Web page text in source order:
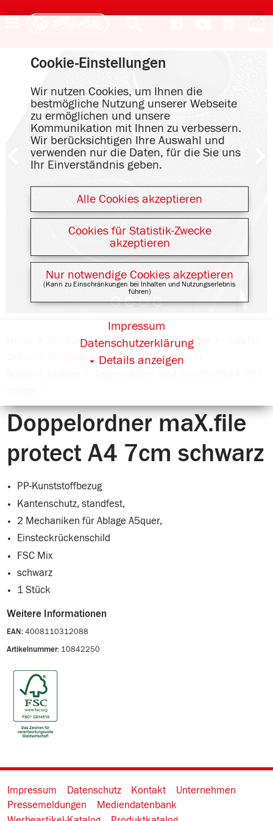
Produktkatalog Ordnen & Ablegen
Ordner
Ordner in
Doppelordner maX.file
protect A4 7cm schwarz
PP-Kunststoffbezug
Kantenschutz, standfest,
2 Mechaniken für Ablage A5quer,
Einsteckrückenschild
FSC Mix
schwarz
1 Stück
Weitere Informationen
EAN: 4008110312088
Artikelnummer: 10842250
Impressum Datenschutz Kontakt
Unternehmen
Pressemeldungen
Mediendatenbank
Cookie-Einstellungen
Wir nutzen Cookies, um Ihnen die
bestmögliche Nutzung unserer Webseite
zu ermöglichen und unsere
Kommunikation mit Ihnen zu verbessern.
Wir berücksichtigen Ihre Auswahl und
verwenden nur die Daten, für die Sie uns
Ihr Einverständnis geben.
Alle Cookies akzeptieren
Cookies für Statistik-Zwecke
akzeptieren
Nur notwendige Cookies akzeptieren
(Kann zu Einschränkungen bei Inhalten und Nutzungserlebnis
führen)
Details anzeigen
Datenschutzerklärung
Impressum